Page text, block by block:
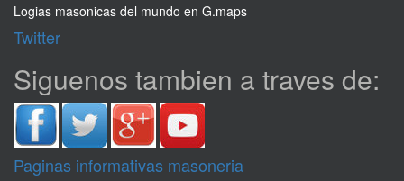
Logias masonicas del mundo en G.maps
Twitter
Siguenos tambien a traves de:
Paginas informativas masoneria